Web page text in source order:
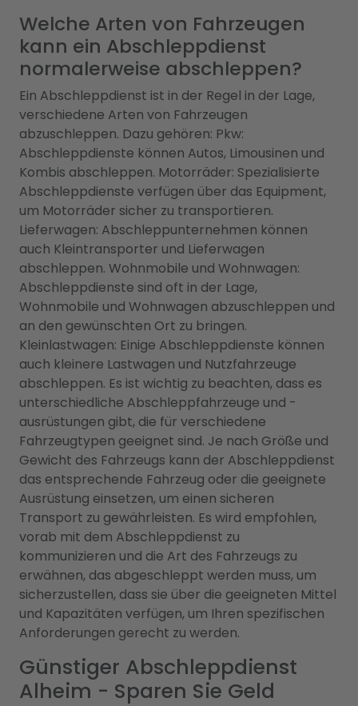
Welche Arten von Fahrzeugen
kann ein Abschleppdienst
normalerweise abschleppen?
Ein Abschleppdienst ist in der Regel in der Lage,
verschiedene Arten von Fahrzeugen
abzuschleppen. Dazu gehören: Pkw:
Abschleppdienste können Autos, Limousinen und
Kombis abschleppen. Motorräder: Spezialisierte
Abschleppdienste verfügen über das Equipment,
um Motorräder sicher zu transportieren.
Lieferwagen: Abschleppunternehmen können
auch Kleintransporter und Lieferwagen
abschleppen. Wohnmobile und Wohnwagen:
Abschleppdienste sind oft in der Lage,
Wohnmobile und Wohnwagen abzuschleppen und
an den gewünschten Ort zu bringen.
Kleinlastwagen: Einige Abschleppdienste können
auch kleinere Lastwagen und Nutzfahrzeuge
abschleppen. Es ist wichtig zu beachten, dass es
unterschiedliche Abschleppfahrzeuge und -
ausrüstungen gibt, die für verschiedene
Fahrzeugtypen geeignet sind. Je nach Größe und
Gewicht des Fahrzeugs kann der Abschleppdienst
das entsprechende Fahrzeug oder die geeignete
Ausrüstung einsetzen, um einen sicheren
Transport zu gewährleisten. Es wird empfohlen,
vorab mit dem Abschleppdienst zu
kommunizieren und die Art des Fahrzeugs zu
erwähnen, das abgeschleppt werden muss, um
sicherzustellen, dass sie über die geeigneten Mittel
und Kapazitäten verfügen, um Ihren spezifischen
Anforderungen gerecht zu werden.
Günstiger Abschleppdienst
Alheim - Sparen Sie Geld